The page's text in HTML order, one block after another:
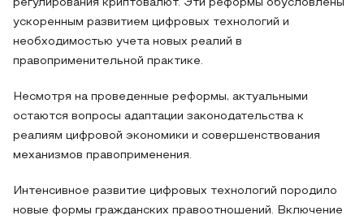
регулирования криптовалют. Эти реформы обусловлены
ускоренным развитием цифровых технологий и
необходимостью учета новых реалий в
правоприменительной практике.
Несмотря на проведенные реформы, актуальными
остаются вопросы адаптации законодательства к
реалиям цифровой экономики и совершенствования
механизмов правоприменения.
Интенсивное развитие цифровых технологий породило
новые формы гражданских правоотношений. Включение